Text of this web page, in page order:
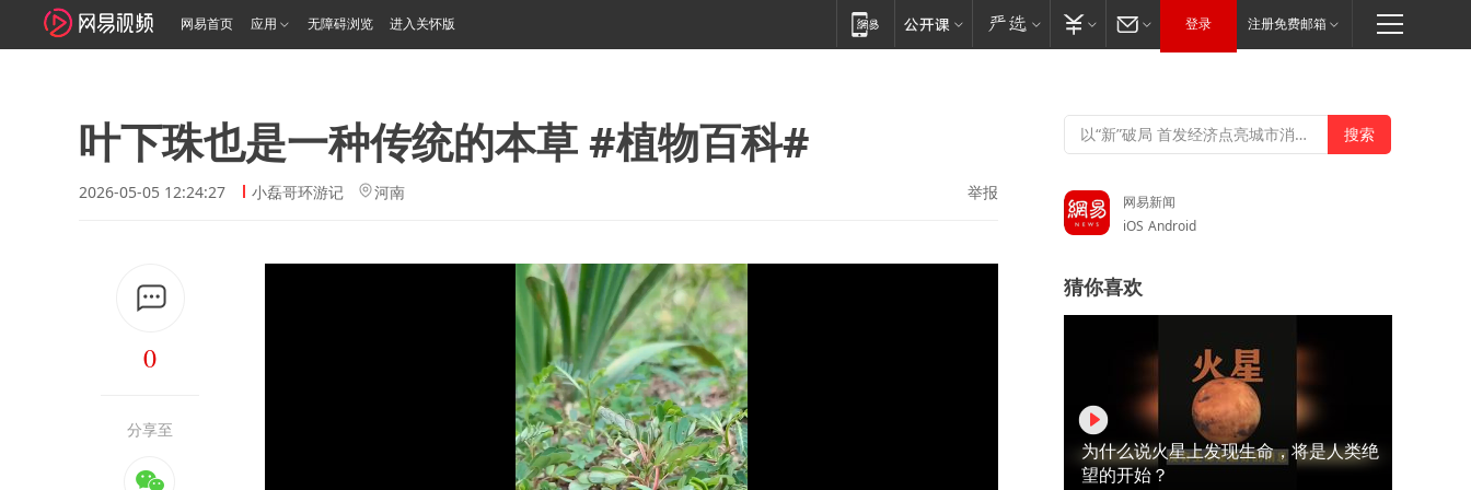
网易首页 应用 无障碍浏览 进入关怀版 登录 注册免费邮箱
叶下珠也是一种传统的本草 #植物百科#
2026-05-05 12:24:27 小磊哥环游记 河南 举报
0
分享至
网易新闻
iOS Android
猜你喜欢
为什么说火星上发现生命，将是人类绝
望的开始？